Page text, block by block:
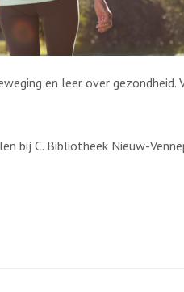
en leer over gezondheid.
bij C. Bibliotheek Nieuw-